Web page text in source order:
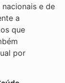
e de
a
que
por